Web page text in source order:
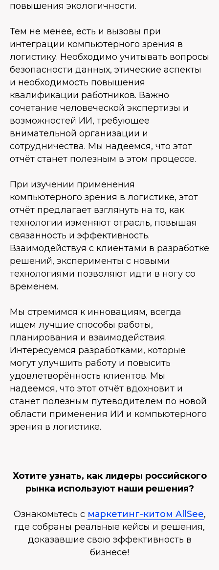
повышения экологичности.
Тем не менее, есть и вызовы при
интеграции компьютерного зрения в
логистику. Необходимо учитывать вопросы
безопасности данных, этические аспекты
и необходимость повышения
квалификации работников. Важно
сочетание человеческой экспертизы и
возможностей ИИ, требующее
внимательной организации и
сотрудничества. Мы надеемся, что этот
отчёт станет полезным в этом процессе.
При изучении применения
компьютерного зрения в логистике, этот
отчёт предлагает взглянуть на то, как
технологии изменяют отрасль, повышая
связанность и эффективность.
Взаимодействуя с клиентами в разработке
решений, эксперименты с новыми
технологиями позволяют идти в ногу со
временем.
Мы стремимся к инновациям, всегда
ищем лучшие способы работы,
планирования и взаимодействия.
Интересуемся разработками, которые
могут улучшить работу и повысить
удовлетворённость клиентов. Мы
надеемся, что этот отчёт вдохновит и
станет полезным путеводителем по новой
области применения ИИ и компьютерного
зрения в логистике.
Хотите узнать, как лидеры российского
рынка используют наши решения?
Ознакомьтесь с маркетинг-китом AllSee,
где собраны реальные кейсы и решения,
доказавшие свою эффективность в
бизнесе!